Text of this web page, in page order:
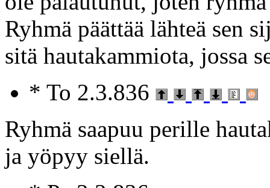
Ryhmä päättää lähteä sen
sitä hautakammiota, jossa
* To 2.3.836
Ryhmä saapuu perille
ja yöpyy siellä.